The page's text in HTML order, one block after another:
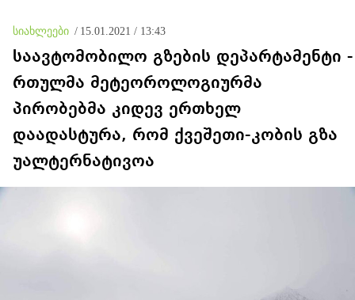
სიახლეები / 15.01.2021 / 13:43
საავტომობილო გზების დეპარტამენტი -
რთულმა მეტეოროლოგიურმა
პირობებმა კიდევ ერთხელ
დაადასტურა, რომ ქვეშეთი-კობის გზა
უალტერნატივოა